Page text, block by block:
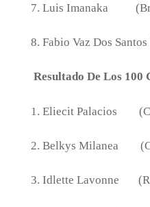
7. Luis Imanaka
8. Fabio Vaz Dos
Resultado De Los 100
1. Eliecit Palacios
2. Belkys Milanea
3. Idlette Lavonne